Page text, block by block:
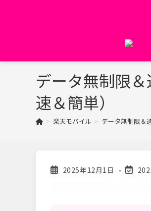
データ無制限
速＆簡単）
> 楽天モバイル > データ無制限＆
投
2025年12月1日
投